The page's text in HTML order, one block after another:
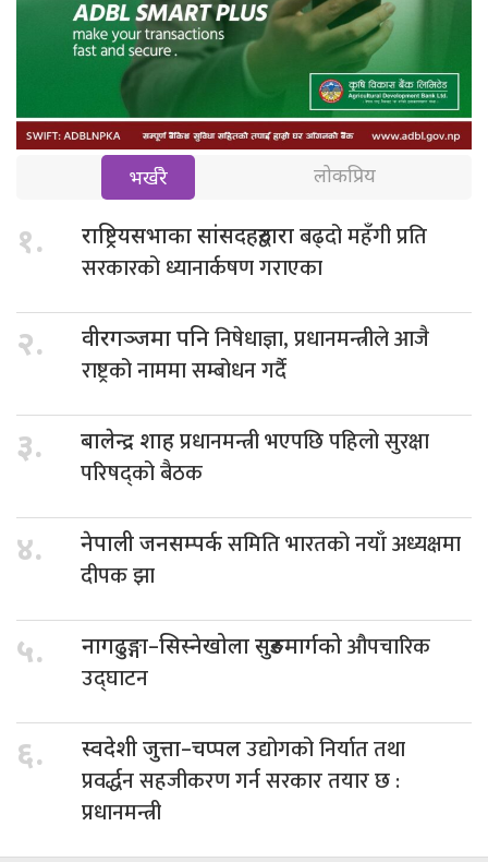
भर्खरै लोकप्रिय
१. राष्ट्रियसभाका सांसदहरुद्वाराबढ्दो महँगी प्रति
सरकारको ध्यानार्कषण गराएका
२. वीरगञ्जमा पनिनिषेधाज्ञा, प्रधानमन्त्रीले आजै
राष्ट्रको नाममा सम्बोधन गर्दै
३. बालेन्द्र शाहप्रधानमन्त्री भएपछि पहिलो सुरक्षा
परिषद्को बैठक
४. नेपाली जनसम्पर्कसमिति भारतको नयाँ अध्यक्षमा
दीपक झा
५. नागढुङ्गा–सिस्नेखोला सुरुङमार्गकोऔपचारिक
उद्घाटन
६. स्वदेशी जुत्ता–चप्पलउद्योगको निर्यात तथा
प्रवर्द्धन सहजीकरण गर्न सरकार तयार छ :
प्रधानमन्त्री